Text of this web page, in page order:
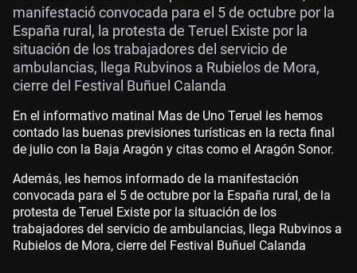
manifestació convocada para el 5 de octubre por la
España rural, la protesta de Teruel Existe por la
situación de los trabajadores del servicio de
ambulancias, llega Rubvinos a Rubielos de Mora,
cierre del Festival Buñuel Calanda
En el informativo matinal Mas de Uno Teruel les hemos
contado las buenas previsiones turísticas en la recta final
de julio con la Baja Aragón y citas como el Aragón Sonor.
Además, les hemos informado de la manifestación
convocada para el 5 de octubre por la España rural, de la
protesta de Teruel Existe por la situación de los
trabajadores del servicio de ambulancias, llega Rubvinos a
Rubielos de Mora, cierre del Festival Buñuel Calanda